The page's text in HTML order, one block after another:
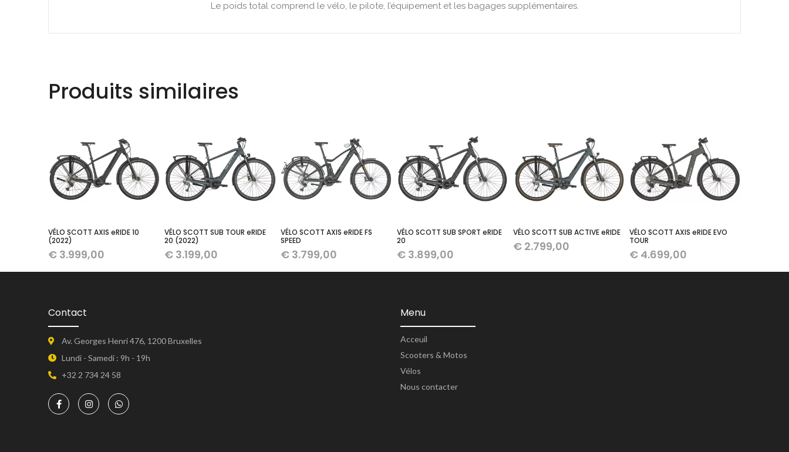
Le poids total comprend le vélo, le pilote, l’équipement et les bagages supplémentaires.
Produits similaires
VÉLO SCOTT AXIS eRIDE 10
(2022)
€ 3.999,00
VÉLO SCOTT SUB TOUR eRIDE
20 (2022)
€ 3.199,00
VÉLO SCOTT AXIS eRIDE FS
SPEED
€ 3.799,00
VÉLO SCOTT SUB SPORT eRIDE
20
€ 3.899,00
VÉLO SCOTT SUB ACTIVE eRIDE
€ 2.799,00
VÉLO SCOTT AXIS eRIDE EVO
TOUR
€ 4.699,00
Contact
Av. Georges Henri 476, 1200 Bruxelles
Lundi - Samedi : 9h - 19h
+32 2 734 24 58
Menu
Acceuil
Scooters & Motos
Vélos
Nous contacter